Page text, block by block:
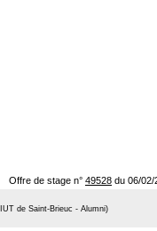
Offre de stage n° 49528 du 06/02/
de Saint-Brieuc - Alumni)